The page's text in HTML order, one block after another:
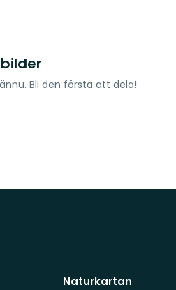
Bli den första att dela!
Naturkartan